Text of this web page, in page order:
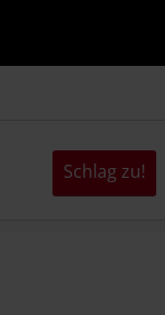
Schlag zu!